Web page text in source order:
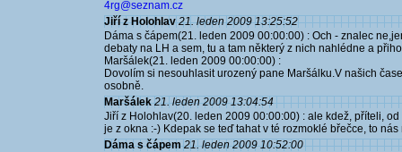
4rg@seznam.cz
Jiří z Holohlav 21. leden 2009 13:25:52
Dáma s čápem(21. leden 2009 00:00:00) : Och - znalec
debaty na LH a sem, tu a tam některý z nich nahlédne a
Maršálek(21. leden 2009 00:00:00) :
Dovolím si nesouhlasit urozený pane Maršálku.V našich
osobně.
Maršálek 21. leden 2009 13:04:54
Jiří z Holohlav(20. leden 2009 00:00:00) : ale kdež, příteli,
je z okna :-) Kdepak se teď tahat v té rozmoklé břečce, to
Dáma s čápem 21. leden 2009 10:52:00